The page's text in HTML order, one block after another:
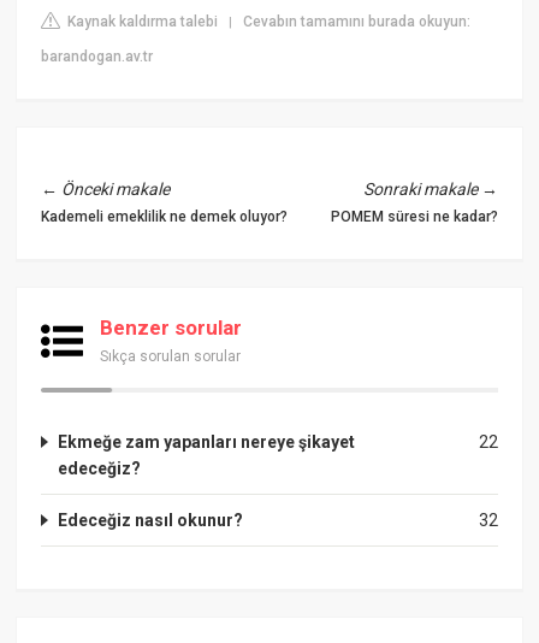
Kaynak kaldırma talebi |Cevabın tamamını burada okuyun:
barandogan.av.tr
← Önceki makale
Kademeli emeklilik ne demek oluyor?
Sonraki makale→
POMEM süresi ne kadar?
Benzer sorular
Sıkça sorulan sorular
22
Ekmeğe zam yapanları nereye şikayet
edeceğiz?
32
Edeceğiz nasıl okunur?